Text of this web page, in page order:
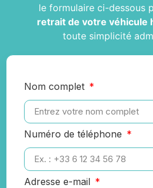
le formulaire ci-dessous
retrait de votre véhicule
toute simplicité
Nom complet
Numéro de téléphone
Adresse e-mail